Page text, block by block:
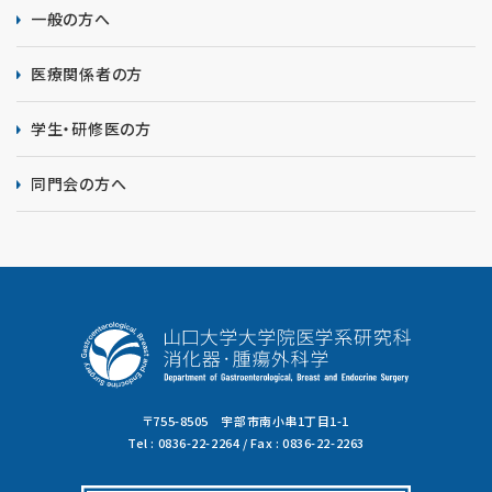
一般の方へ
医療関係者の方
学生・研修医の方
同門会の方へ
〒755-8505 宇部市南小串1丁目1-1
Tel : 0836-22-2264 / Fax : 0836-22-2263